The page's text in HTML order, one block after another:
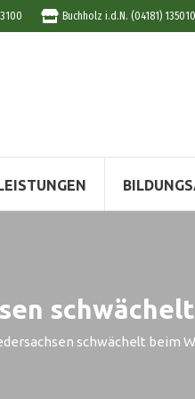
Buchholz i.d.N. (04181) 135010
schwächelt beim